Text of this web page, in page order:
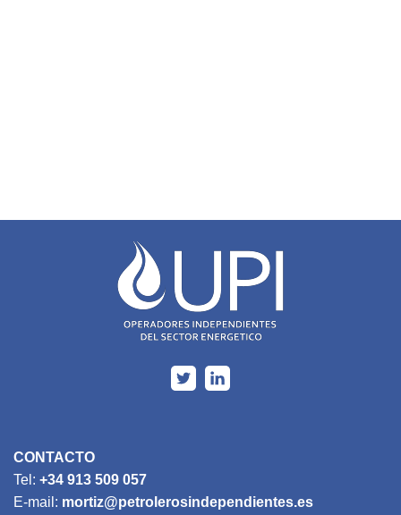
CONTACTO
Tel: +34 913 509 057
E-mail: mortiz@petrolerosindependientes.es